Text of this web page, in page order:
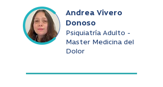
Andrea Vivero
Donoso
Psiquiatría Adulto -
Master Medicina del
Dolor